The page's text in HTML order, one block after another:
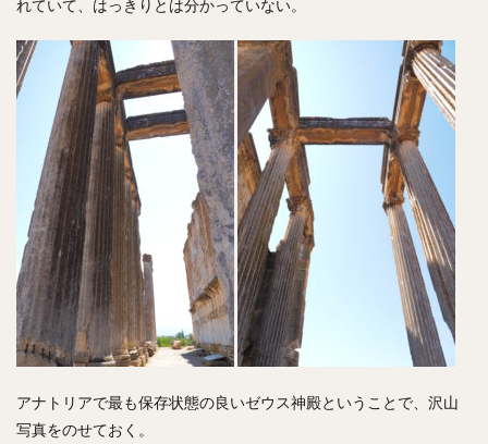
れていて、はっきりとは分かっていない。
アナトリアで最も保存状態の良いゼウス神殿ということで、沢山
写真をのせておく。